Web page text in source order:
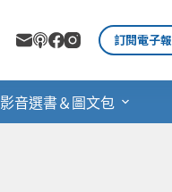
訂閱電子報
影音選書＆圖文包